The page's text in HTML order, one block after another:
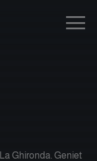
Ghironda. Geniet